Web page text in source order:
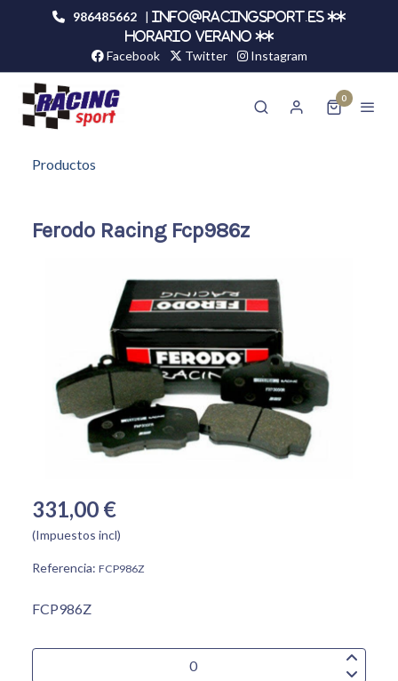
986485662 |
info@racingsport.es **
HORARIO VERANO **
Facebook Twitter Instagram
0
Productos
Ferodo Racing Fcp986z
331,00 €
(Impuestos incl)
Referencia: FCP986Z
FCP986Z